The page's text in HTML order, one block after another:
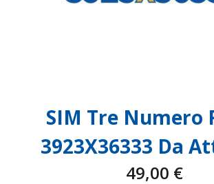
SIM Tre Numero
3923X36333 Da
49,00 €